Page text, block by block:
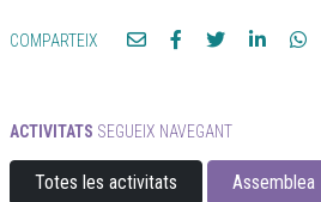
COMPARTEIX
ACTIVITATS SEGUEIX NAVEGANT
Totes les activitats Assemblea